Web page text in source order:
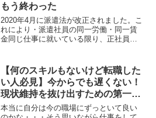
もう終わった
2020年4月に派遣法が改正されました。こ
れにより・派遣社員の同一労働・同一賃
金同じ仕事に就いている限り、正社員で
が定められ、派遣社員の働きかたが大き
く変わろうとしてい...
【何のスキルもないけど転職した
い人必見】今からでも遅くない！
現状維持を抜け出すための第一歩
を・・・
本当に自分は今の職場にずっといて良い